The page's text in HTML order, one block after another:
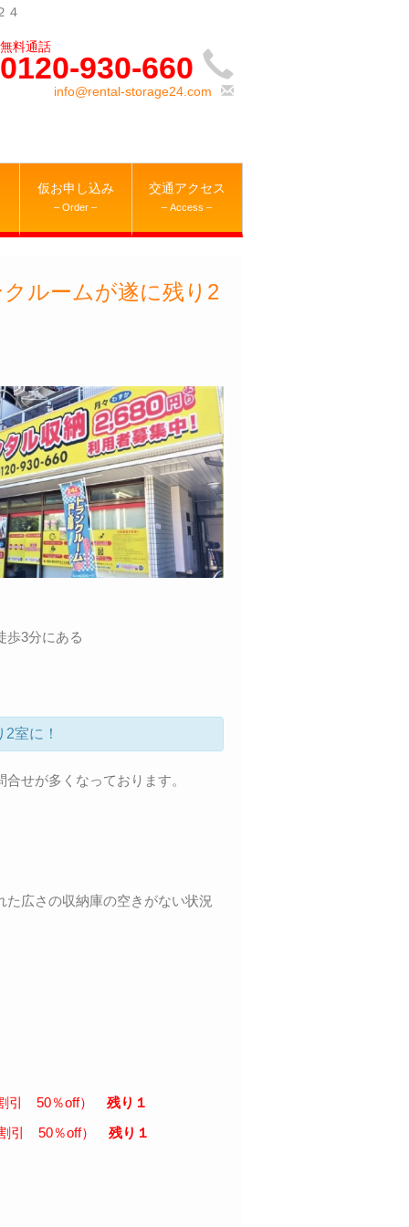
４
0120-930-660
info@rental-storage24.com
仮お申し込み
– Order –
交通アクセス
– Access –
ルームが遂に残り2
歩3分にある
室に！
せが多くなっております。
広さの収納庫の空きがない状況
割引 50％off）残り１
割引 50％off）残り１